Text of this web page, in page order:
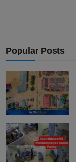
Popular Posts